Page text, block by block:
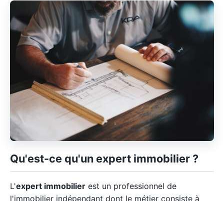
Qu'est-ce qu'un expert immobilier ?
L'expert immobilier est un professionnel de
l'immobilier indépendant dont le métier consiste à